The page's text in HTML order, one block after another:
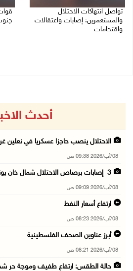
تواصل انتهاكات الاحتلال
والمستعمرين: إصابات واعتقالات
واقتحامات
أحدث
الاحتلال ينصب حاجزا عسكريا في نعلين
08/آب/2026 09:38 ص
3 إصابات برصاص الاحتلال شمال خان يونس
08/آب/2026 09:09 ص
ارتفاع أسعار النفط
08/آب/2026 08:23 ص
أبرز عناوين الصحف الفلسطينية
08/آب/2026 08:21 ص
حالة الطقس: ارتفاع طفيف وموجة حر